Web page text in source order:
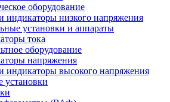
оборудование
индикаторы низкого напряжения
установки и аппараты
тока
оборудование
напряжения
индикаторы высокого напряжения